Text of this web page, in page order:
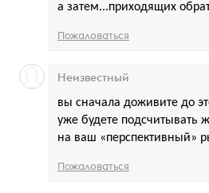
а затем...приходящих
Пожаловаться
вы сначала доживите до
уже будете подсчитывать
на ваш «перспективный»
Неизвестный
Пожаловаться